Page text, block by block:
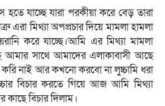
যাচ্ছে যারা পরকীয়া করে বেড় তারা
মিথ্যা অপপ্রচার দিয়ে মামলা হামলা
করে যাচ্ছে।আমি এর মিথ্যা মামলা
আমার সাথে আমাদের এলাকাবাসী আছে
নাই আর কখনো করবো না লুচ্চামি ধরা
বিচার করতে গিয়ে আজ আমি মিথ্যা
বিচার দিলাম।